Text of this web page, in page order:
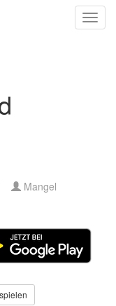
Mangel
spielen